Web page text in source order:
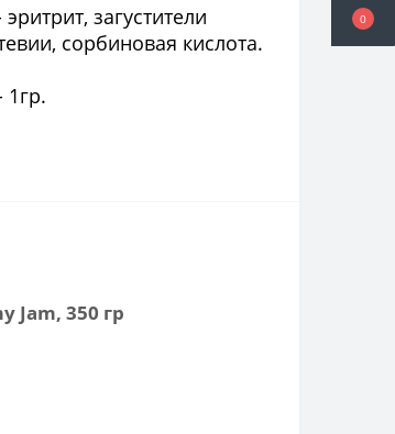
0
загустители
сорбиновая кислота.
1гр.
Jam, 350 гр